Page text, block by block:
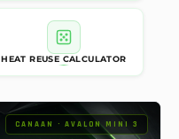
HEAT REUSE CALCULATOR
CANAAN · AVALON MINI 3